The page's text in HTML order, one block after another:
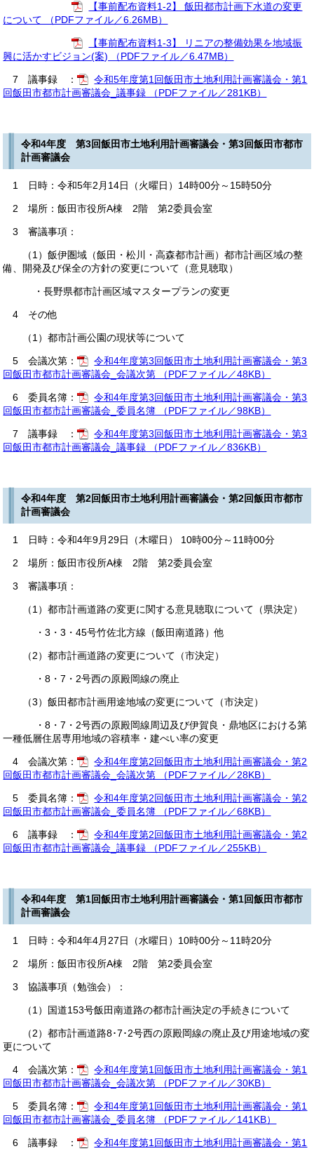
【事前配布資料1-2】 飯田都市計画下水道の変更
について （PDFファイル／6.26MB）
【事前配布資料1-3】 リニアの整備効果を地域振
興に活かすビジョン(案) （PDFファイル／6.47MB）
7 議事録 ：
令和5年度第1回飯田市土地利用計画審議会・第1
回飯田市都市計画審議会_議事録 （PDFファイル／281KB）
令和4年度 第3回飯田市土地利用計画審議会・第3回飯田市都市
計画審議会
1 日時：令和5年2月14日（火曜日）14時00分～15時50分
2 場所：飯田市役所A棟 2階 第2委員会室
3 審議事項：
（1）飯伊圏域（飯田・松川・高森都市計画）都市計画区域の整
備、開発及び保全の方針の変更について（意見聴取）
・長野県都市計画区域マスタープランの変更
4 その他
（1）都市計画公園の現状等について
5 会議次第：
令和4年度第3回飯田市土地利用計画審議会・第3
回飯田市都市計画審議会_会議次第 （PDFファイル／48KB）
6 委員名簿：
令和4年度第3回飯田市土地利用計画審議会・第3
回飯田市都市計画審議会_委員名簿 （PDFファイル／98KB）
7 議事録 ：
令和4年度第3回飯田市土地利用計画審議会・第3
回飯田市都市計画審議会_議事録 （PDFファイル／836KB）
令和4年度 第2回飯田市土地利用計画審議会・第2回飯田市都市
計画審議会
1 日時：令和4年9月29日（木曜日） 10時00分～11時00分
2 場所：飯田市役所A棟 2階 第2委員会室
3 審議事項：
（1）都市計画道路の変更に関する意見聴取について（県決定）
・3・3・45号竹佐北方線（飯田南道路）他
（2）都市計画道路の変更について（市決定）
・8・7・2号西の原殿岡線の廃止
（3）飯田都市計画用途地域の変更について（市決定）
・8・7・2号西の原殿岡線周辺及び伊賀良・鼎地区における第
一種低層住居専用地域の容積率・建ぺい率の変更
4 会議次第：
令和4年度第2回飯田市土地利用計画審議会・第2
回飯田市都市計画審議会_会議次第 （PDFファイル／28KB）
5 委員名簿：
令和4年度第2回飯田市土地利用計画審議会・第2
回飯田市都市計画審議会_委員名簿 （PDFファイル／68KB）
6 議事録 ：
令和4年度第2回飯田市土地利用計画審議会・第2
回飯田市都市計画審議会_議事録 （PDFファイル／255KB）
令和4年度 第1回飯田市土地利用計画審議会・第1回飯田市都市
計画審議会
1 日時：令和4年4月27日（水曜日）10時00分～11時20分
2 場所：飯田市役所A棟 2階 第2委員会室
3 協議事項（勉強会）：
（1）国道153号飯田南道路の都市計画決定の手続きについて
（2）都市計画道路8･7･2号西の原殿岡線の廃止及び用途地域の変
更について
4 会議次第：
令和4年度第1回飯田市土地利用計画審議会・第1
回飯田市都市計画審議会_会議次第 （PDFファイル／30KB）
5 委員名簿：
令和4年度第1回飯田市土地利用計画審議会・第1
回飯田市都市計画審議会_委員名簿 （PDFファイル／141KB）
6 議事録 ：
令和4年度第1回飯田市土地利用計画審議会・第1